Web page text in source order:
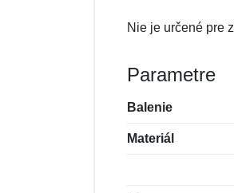
Nie je určené pre
Parametre
Balenie
Materiál